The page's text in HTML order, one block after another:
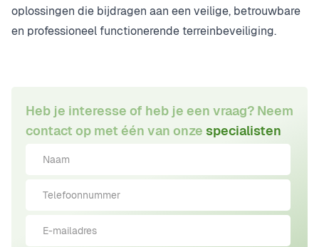
oplossingen die bijdragen aan een veilige, betrouwbare
en professioneel functionerende terreinbeveiliging.
Heb je interesse of heb je een vraag? Neem
contact op met één van onze specialisten